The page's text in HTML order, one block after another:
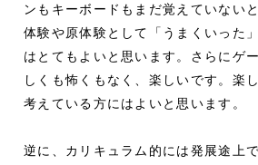
ンもキーボードもまだ覚えていない
体験や原体験として「うまくいった
はとてもよいと思います。さらにゲ
しくも怖くもなく、楽しいです。楽
考えている方にはよいと思います。
逆に、カリキュラム的には発展途上